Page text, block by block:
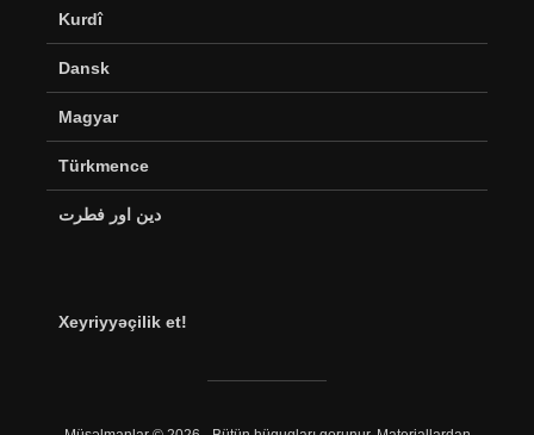
Kurdî
Dansk
Magyar
Türkmence
دین اور فطرت
Xeyriyyəçilik et!